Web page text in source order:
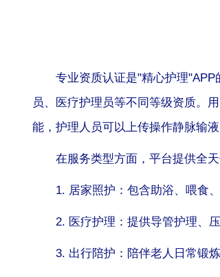
专业资质认证是"精心护理
员、医疗护理员等不同等级资质。
能，护理人员可以上传操作静脉输
在服务类型方面，平台提供全
1. 居家照护：包含助浴、喂食
2. 医疗护理：提供导管护理、
3. 出行陪护：陪伴老人日常锻